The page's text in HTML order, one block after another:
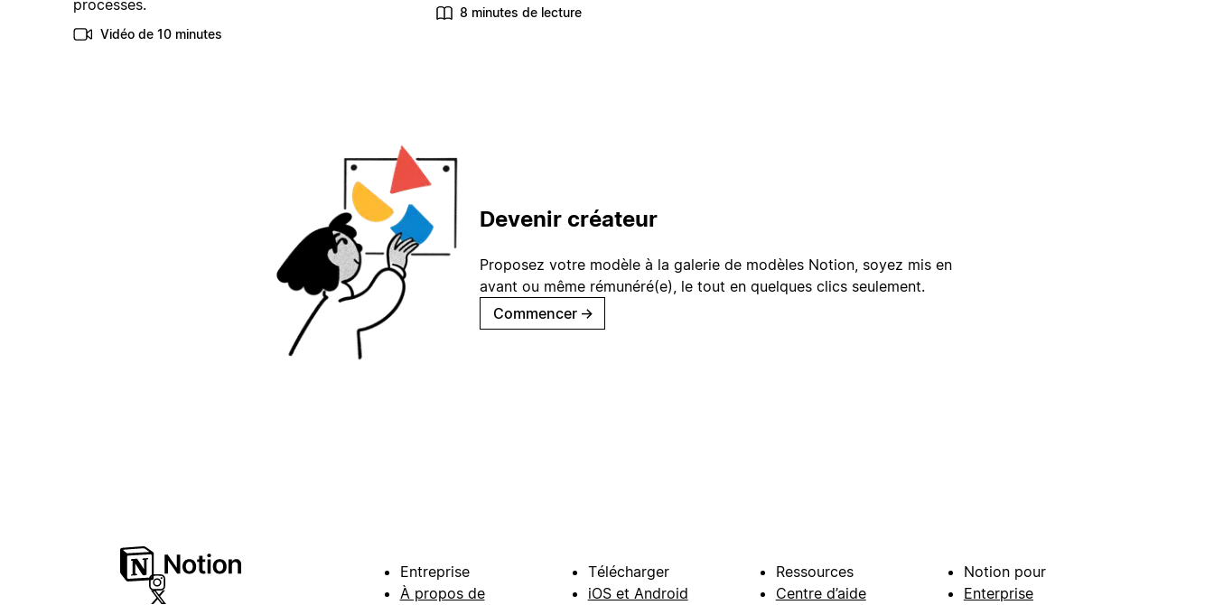
processes.
Vidéo de 10 minutes
8 minutes de lecture
Devenir créateur
Proposez votre modèle à la galerie de modèles Notion, soyez mis en
avant ou même rémunéré(e), le tout en quelques clics seulement.
Commencer →
Entreprise
À propos de
Télécharger
iOS et Android
Ressources
Centre d’aide
Notion pour
Enterprise